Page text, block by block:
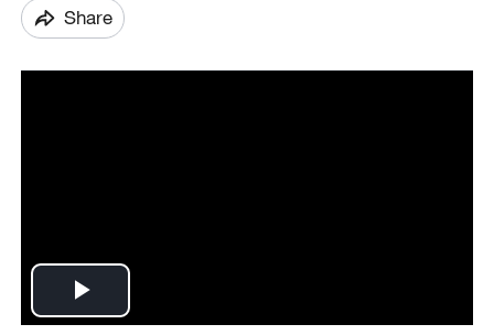
Share
P